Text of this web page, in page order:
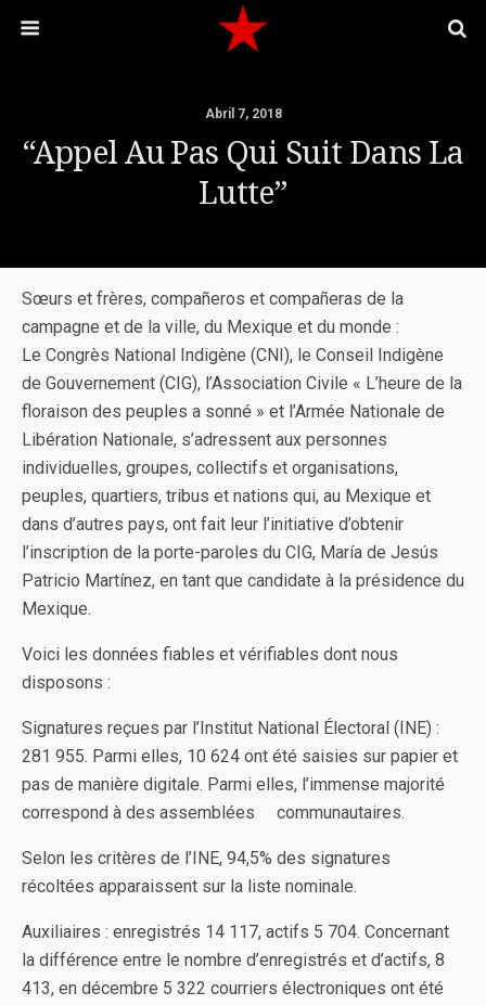
Abril 7, 2018
“Appel Au Pas Qui Suit Dans La
Lutte”
Sœurs et frères, compañeros et compañeras de la
campagne et de la ville, du Mexique et du monde :
Le Congrès National Indigène (CNI), le Conseil Indigène
de Gouvernement (CIG), l’Association Civile « L’heure de la
floraison des peuples a sonné » et l’Armée Nationale de
Libération Nationale, s’adressent aux personnes
individuelles, groupes, collectifs et organisations,
peuples, quartiers, tribus et nations qui, au Mexique et
dans d’autres pays, ont fait leur l’initiative d’obtenir
l’inscription de la porte-paroles du CIG, María de Jesús
Patricio Martínez, en tant que candidate à la présidence du
Mexique.
Voici les données fiables et vérifiables dont nous
disposons :
Signatures reçues par l’Institut National Électoral (INE) :
281 955. Parmi elles, 10 624 ont été saisies sur papier et
pas de manière digitale. Parmi elles, l’immense majorité
correspond à des assemblées communautaires.
Selon les critères de l’INE, 94,5% des signatures
récoltées apparaissent sur la liste nominale.
Auxiliaires : enregistrés 14 117, actifs 5 704. Concernant
la différence entre le nombre d’enregistrés et d’actifs, 8
413, en décembre 5 322 courriers électroniques ont été